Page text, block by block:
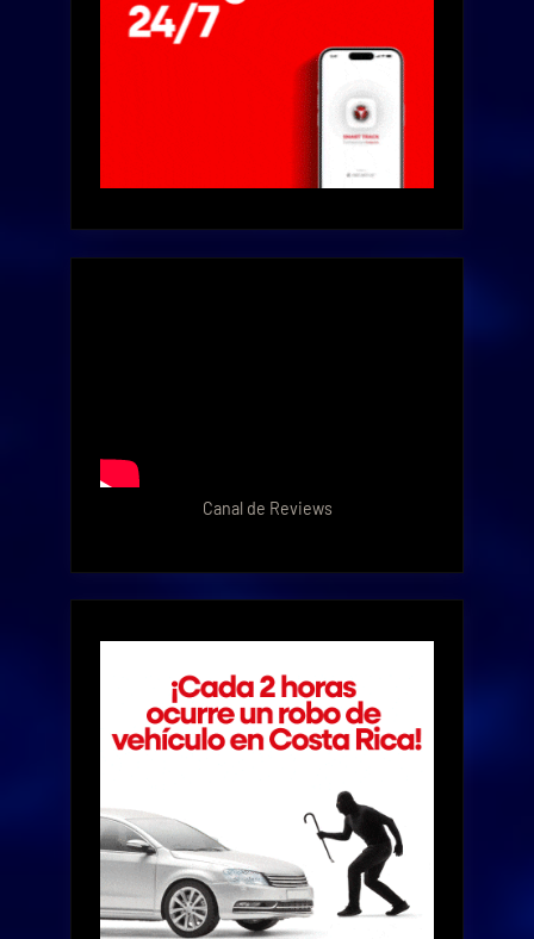
Canal de Reviews